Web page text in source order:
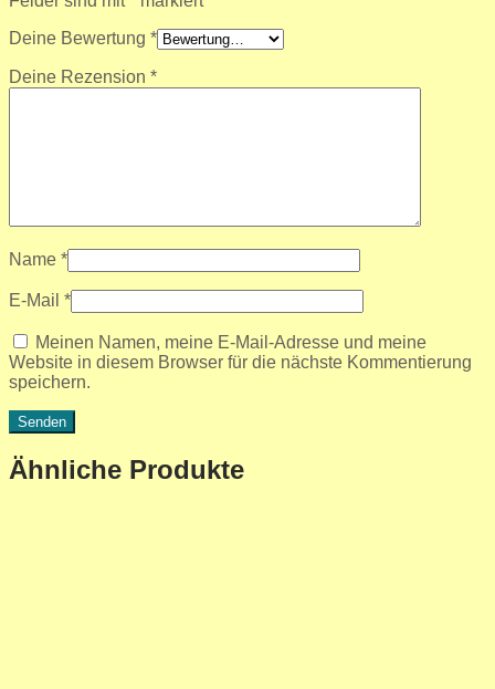
Deine Bewertung *
Deine Rezension *
Name *
E-Mail *
Meinen Namen, meine E-Mail-Adresse und meine
Website in diesem Browser für die nächste Kommentierung
speichern.
Ähnliche Produkte